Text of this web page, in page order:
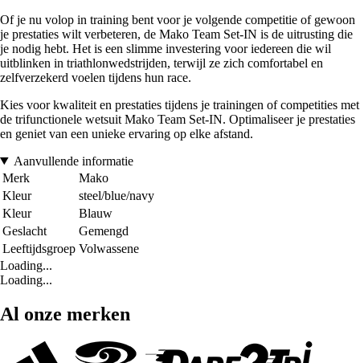
Of je nu volop in training bent voor je volgende competitie of gewoon
je prestaties wilt verbeteren, de Mako Team Set-IN is de uitrusting die
je nodig hebt. Het is een slimme investering voor iedereen die wil
uitblinken in triathlonwedstrijden, terwijl ze zich comfortabel en
zelfverzekerd voelen tijdens hun race.
Kies voor kwaliteit en prestaties tijdens je trainingen of competities met
de trifunctionele wetsuit Mako Team Set-IN. Optimaliseer je prestaties
en geniet van een unieke ervaring op elke afstand.
Aanvullende informatie
Merk
Mako
Kleur
steel/blue/navy
Kleur
Blauw
Geslacht
Gemengd
Leeftijdsgroep Volwassene
Loading...
Loading...
Al onze merken